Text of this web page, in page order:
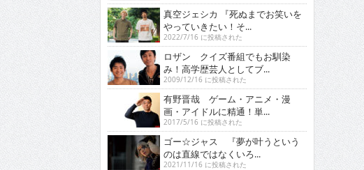
真空ジェシカ 『死ぬまでお笑いを
やっていきたい！そ...
2022/7/16 に投稿された
ロザン クイズ番組でもお馴染
み！高学歴芸人としてブ...
2009/12/16 に投稿された
有野晋哉 ゲーム・アニメ・漫
画・アイドルに精通！単...
2017/5/16 に投稿された
ゴー☆ジャス 『夢が叶うという
のは直線ではなくいろ...
2021/11/16 に投稿された